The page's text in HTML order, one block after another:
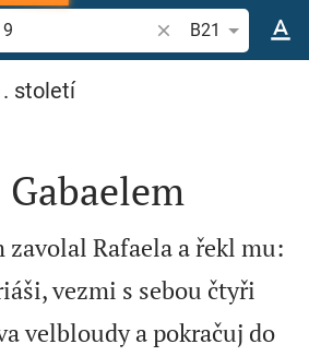
Vyhledat biblický
B21
století
zavolal Rafaela a řekl mu:
vezmi s sebou čtyři
velbloudy a pokračuj do